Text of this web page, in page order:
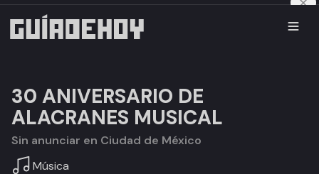
30 ANIVERSARIO DE
ALACRANES MUSICAL
Sin anunciar en Ciudad de México
Música